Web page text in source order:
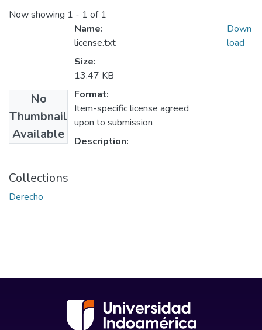
Now showing 1 - 1 of 1
No
Thumbnail
Available
Name:
license.txt
Size:
13.47 KB
Format:
Item-specific license agreed
upon to submission
Description:
Down
load
Collections
Derecho